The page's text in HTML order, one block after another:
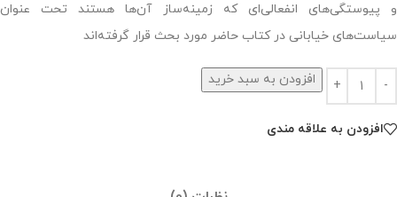
و پیوستگی‌های انفعالی‌ای که زمینه‌ساز آن‌ها هستند تحت عنوان
سیاست‌های خیابانی در کتاب حاضر مورد بحث قرار گرفته‌اند
افزودن به سبد خرید
افزودن به علاقه مندی